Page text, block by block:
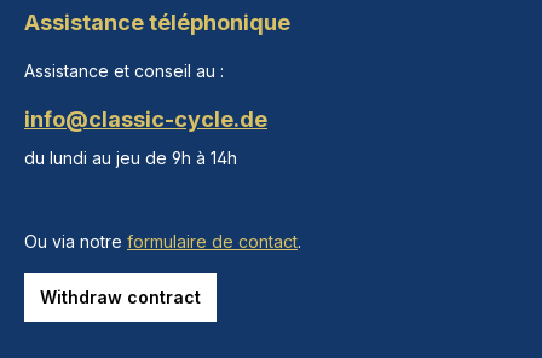
Assistance téléphonique
Assistance et conseil au :
info@classic-cycle.de
du lundi au jeu de 9h à 14h
Ou via notre formulaire de contact.
Withdraw contract